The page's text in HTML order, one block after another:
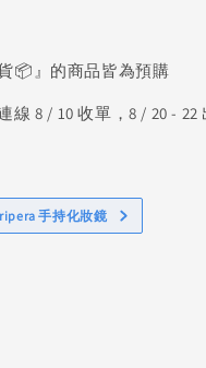
📦』的商品皆為預購
線 8 / 10 收單，8 / 20 - 22
手持化妝鏡